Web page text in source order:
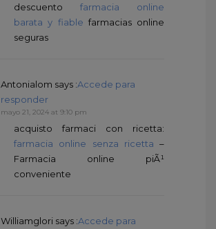
descuento farmacia online
barata y fiable farmacias online
seguras
Antonialom says :Accede para
responder
mayo 21, 2024 at 9:10 pm
acquisto farmaci con ricetta:
farmacia online senza ricetta –
Farmacia online piÃ¹
conveniente
Williamglori says :Accede para